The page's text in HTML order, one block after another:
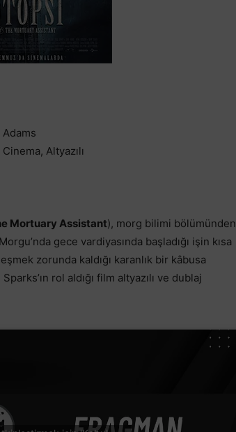
Altyazılı
Mortuary Assistant), morg bilimi bölümünden
gece vardiyasında başladığı işin kısa
zorunda kaldığı karanlık bir kâbusa
rol aldığı film altyazılı ve dublaj